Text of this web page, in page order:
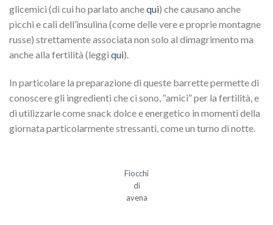
glicemici (di cui ho parlato anchequi) che causano anche
picchi e cali dell’insulina (come delle vere e proprie montagne
russe) strettamente associata non solo al dimagrimento ma
anche alla fertilità (leggi qui).
In particolare la preparazione di queste barrette permette di
conoscere gli ingredienti che ci sono, “amici” per la fertilità, e
di utilizzarle come snack dolce e energetico in momenti della
giornata particolarmente stressanti, come un turno di notte.
Fiocchi
di
avena